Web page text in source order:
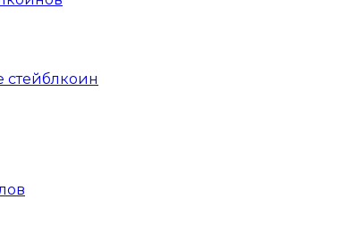
стейблкоин